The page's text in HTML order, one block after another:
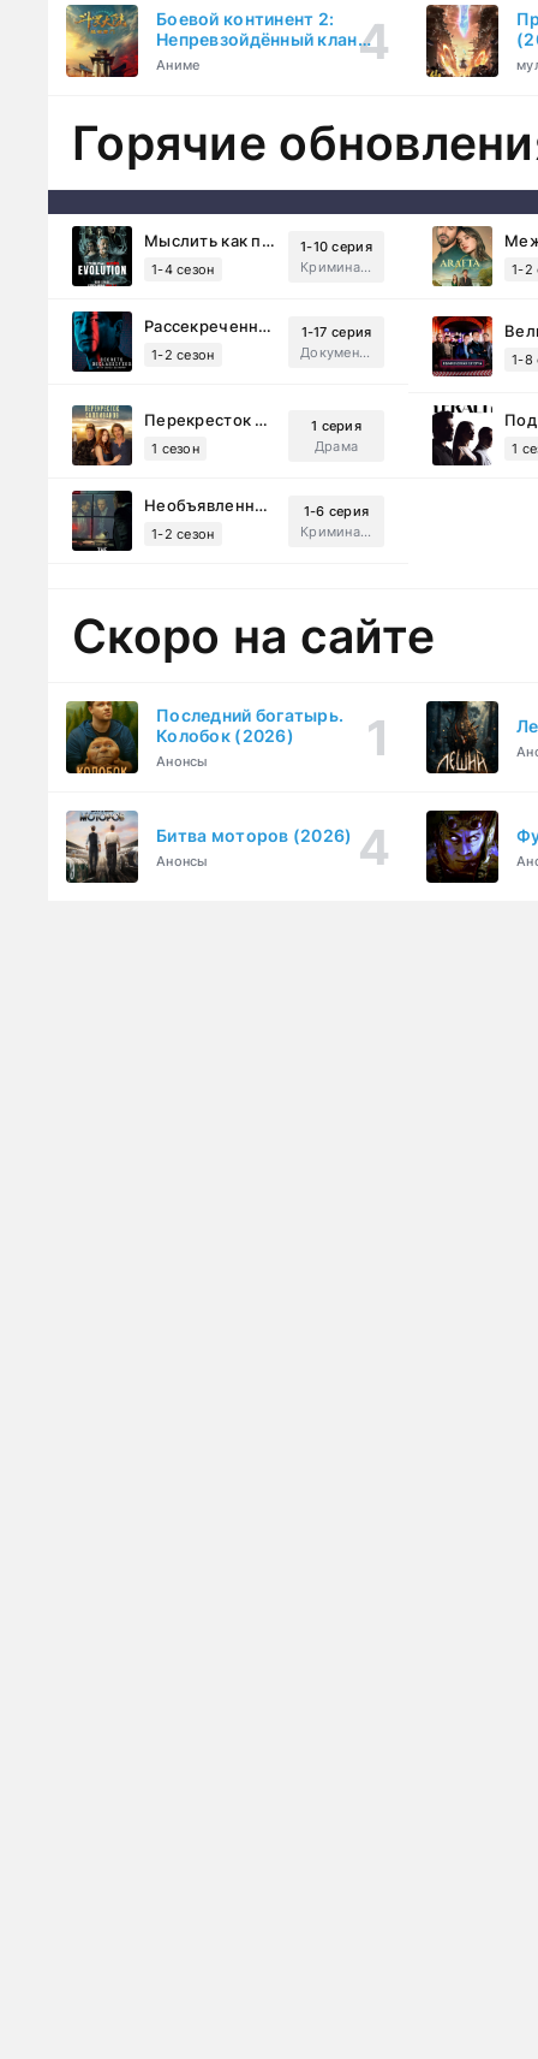
Боевой континент 2:
Непревзойдённый клан
Тан (2023)
Аниме
Горячие
Мыслить как преступник: Эволюция (2022)
1-4 сезон
1-10 серия
Криминал, Детектив, Триллер, Драма
1-2
Рассекреченные тайны с Дэвидом Духовны (2025)
1-2 сезон
1-17 серия
Документальный, Исторический, Sci-Fi
1-8
Перекресток Салливанов (2023)
1 сезон
1 серия
Драма
1
Необъявленная война (2022)
1-2 сезон
1-6 серия
Криминал, Триллер, Драма
Скоро на сайте
Последний богатырь.
Колобок (2026)
Анонсы
Битва моторов (2026)
Анонсы